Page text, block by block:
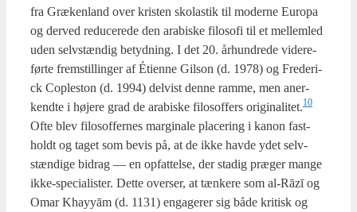
fra Græken­land over kri­sten sko­la­stik til moder­ne Euro­pa
og der­ved redu­ce­re­de den ara­bi­ske filo­so­fi til et mel­lem­led
uden selv­stæn­dig betyd­ning. I det 20. århund­re­de videre­
før­te frem­stil­lin­ger af Étien­ne Gil­son (d. 1978) og Fre­de­ri­
ck Cop­le­ston (d. 1994) del­vist den­ne ram­me, men aner­
kend­te i høje­re grad de ara­bi­ske filo­sof­fers originalitet.10
Ofte blev filo­sof­fer­nes mar­gi­na­le pla­ce­ring i kanon fast­
holdt og taget som bevis på, at de ikke hav­de ydet selv­
stæn­di­ge bidrag — en opfat­tel­se, der sta­dig præ­ger man­ge
ikke-spe­ci­a­li­ster. Det­te over­ser, at tæn­ke­re som al-Rāzī og
Omar Khayyām (d. 1131) enga­ge­rer sig både kri­tisk og